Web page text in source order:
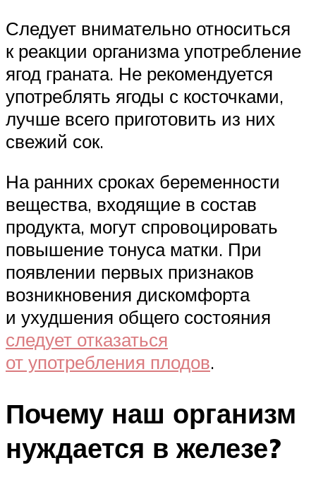
Следует внимательно относиться
к реакции организма употребление
ягод граната. Не рекомендуется
употреблять ягоды с косточками,
лучше всего приготовить из них
свежий сок.
На ранних сроках беременности
вещества, входящие в состав
продукта, могут спровоцировать
повышение тонуса матки. При
появлении первых признаков
возникновения дискомфорта
и ухудшения общего состояния
следует отказаться
от употребления плодов.
Почему наш организм
нуждается в железе?